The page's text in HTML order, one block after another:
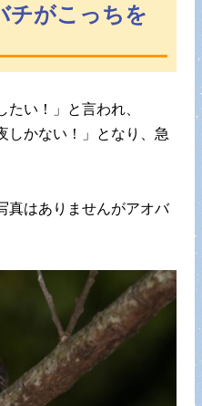
チがこっちを
たい！」と言われ、
しかない！」となり、急
真はありませんがアオバ